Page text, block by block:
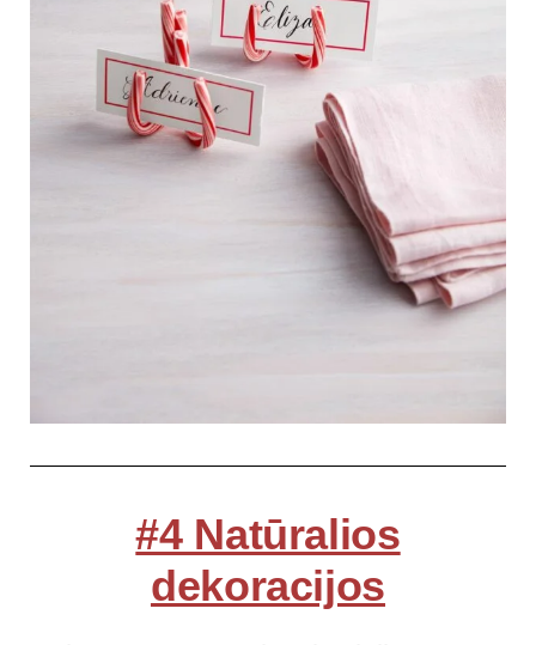
#4 Natūralios
dekoracijos